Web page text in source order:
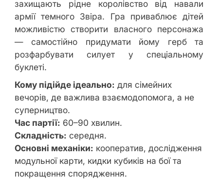
захищають рідне королівство від навали
армії темного Звіра. Гра приваблює дітей
можливістю створити власного персонажа
— самостійно придумати йому герб та
розфарбувати силует у спеціальному
буклеті.
Кому підійде ідеально: для сімейних
вечорів, де важлива взаємодопомога, а не
суперництво.
Час партії: 60–90 хвилин.
Складність: середня.
Основні механіки: кооператив, дослідження
модульної карти, кидки кубиків на бої та
покращення спорядження.